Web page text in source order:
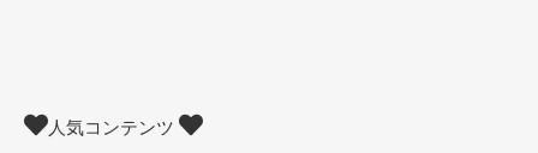
人気コンテンツ